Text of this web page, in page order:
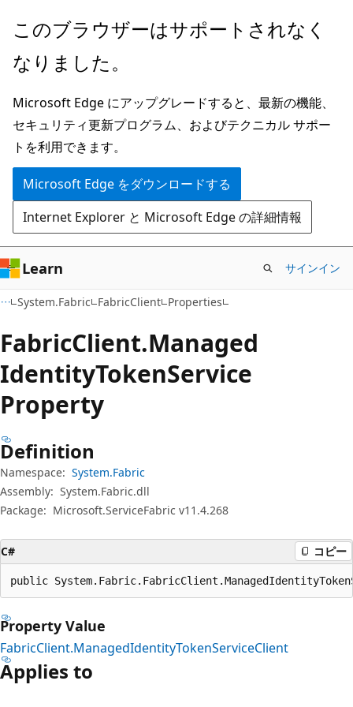
メ
ン
ン
テ
ン
ツ
に
ス
キ
ッ
プ
ペ
ジ
ナ
ビ
ゲ
ー
シ
ョ
ン
に
ス
キ
プ
このブラウザーはサポートされなく
なりました。
Microsoft Edge にアップグレードすると、最新の機能、
セキュリティ更新プログラム、およびテクニカル サポー
トを利用できます。
Microsoft Edge をダウンロードする
Internet Explorer と Microsoft Edge の詳細情報
Learn サインイン
System.Fabric FabricClient Properties
FabricClient.Managed
IdentityTokenService
Property
Definition
Namespace: System.Fabric
Assembly: System.Fabric.dll
Package: Microsoft.ServiceFabric v11.4.268
C# コピー
public
Property Value
FabricClient.ManagedIdentityTokenServiceClient
Applies to